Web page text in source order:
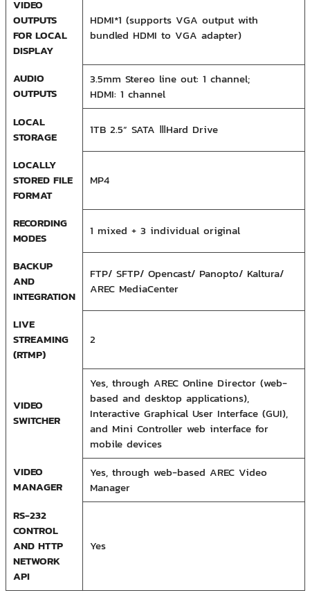
VIDEO
OUTPUTS
FOR LOCAL
DISPLAY
HDMI*1 (supports VGA output with
bundled HDMI to VGA adapter)
AUDIO
OUTPUTS
3.5mm Stereo line out: 1 channel;
HDMI: 1 channel
LOCAL
STORAGE
1TB 2.5” SATA ⅢHard Drive
LOCALLY
STORED FILE
FORMAT
MP4
RECORDING
MODES
1 mixed + 3 individual original
BACKUP
AND
INTEGRATION
FTP/ SFTP/ Opencast/ Panopto/ Kaltura/
AREC MediaCenter
LIVE
STREAMING
(RTMP)
2
VIDEO
SWITCHER
Yes, through AREC Online Director (web-
based and desktop applications),
Interactive Graphical User Interface (GUI),
and Mini Controller web interface for
mobile devices
VIDEO
MANAGER
Yes, through web-based AREC Video
Manager
RS-232
CONTROL
AND HTTP
NETWORK
API
Yes